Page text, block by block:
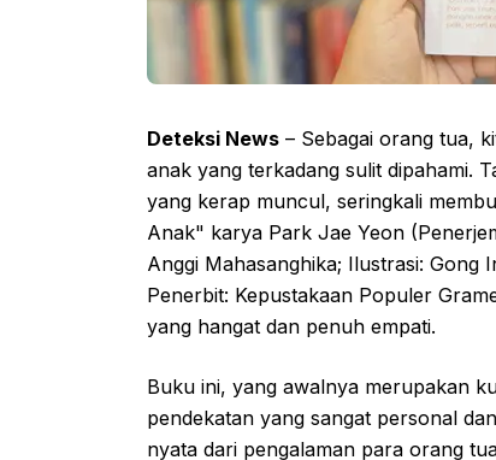
Deteksi News – Sebagai orang tua,
anak yang terkadang sulit dipahami.
yang kerap muncul, seringkali
Anak" karya Park Jae Yeon
Anggi Mahasanghika; Ilustrasi: Gong
Penerbit: Kepustakaan Populer
yang hangat dan penuh empati.
Buku ini, yang awalnya merupakan
pendekatan yang sangat personal
nyata dari pengalaman para orang